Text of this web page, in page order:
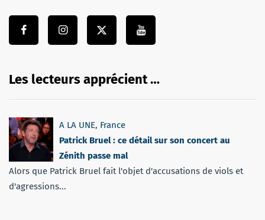
Les lecteurs apprécient …
A LA UNE, France
Patrick Bruel : ce détail sur son concert au
Zénith passe mal
Alors que Patrick Bruel fait l'objet d'accusations de viols et
d'agressions...